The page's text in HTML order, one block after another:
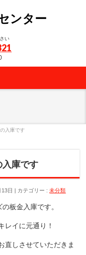
ンター
い
入庫です
入庫です
日 カテゴリー :未分類
板金入庫です。
レイに元通り！
直しさせていただきま